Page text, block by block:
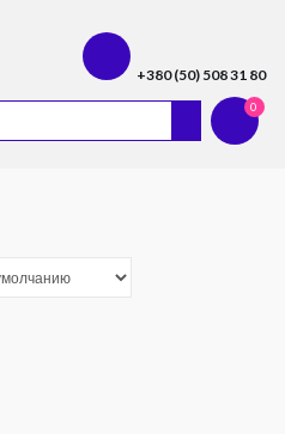
+380 (50) 508 31 80
0